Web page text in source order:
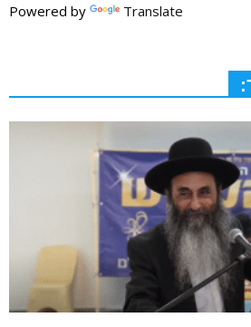
Powered by Translate